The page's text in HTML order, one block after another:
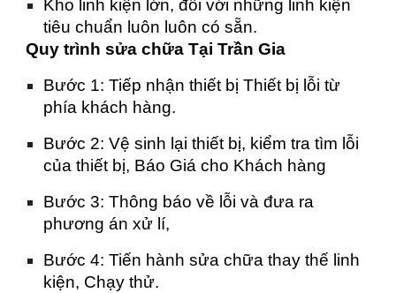
Kho linh kiện lớn, đối với những linh kiện
tiêu chuẩn luôn luôn có sẵn.
Quy trình sửa chữa Tại Trần Gia
Bước 1: Tiếp nhận thiết bị Thiết bị lỗi từ
phía khách hàng.
Bước 2: Vệ sinh lại thiết bị, kiểm tra tìm lỗi
của thiết bị, Báo Giá cho Khách hàng
Bước 3: Thông báo về lỗi và đưa ra
phương án xử lí,
Bước 4: Tiến hành sửa chữa thay thế linh
kiện, Chạy thử.